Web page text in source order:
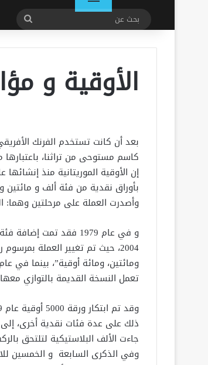
بحث
الأوقية و
كاسم مستوحى من تراثنا،
وأصدرت العملة على مرحلتين وهما:
و في عام 1979 فقد
2004، حيث تم تغيير العملة
تعمل النسخة القديمة بالتوازي
جاءت الألف البلاستيكية لتلتحق بالركب
وفي الذكرى السابعة و الخمسين